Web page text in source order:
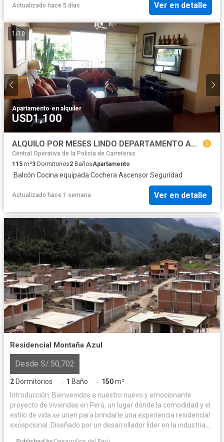
Actualizado hace 5 días Ver en detalle
1 /10
Apartamento·en alquiler
USD1,100
ALQUILO POR MESES LINDO DEPARTAMENTO AMOBLADO
Central Operativa de la Policía de Carreteras
115 m²3 Dormitorios2 BañosApartamento
·Balcón·Cocina equipada·Cochera·Ascensor·Seguridad
Actualizado hace 1 semana Ver en detalle
Residencial Montaña Azul
Desde S/.50,702
2 Dormitorios · 1 Baño · 150m²
Introducción: Bienvenidos a nuestro nuevo y emocionante
proyecto de viviendas en Perú, un lugar donde la comodidad y el
estilo de vida se unen para brindarle una experiencia residencial
excepcional. Diseñado por un desarrollador líder en la industria,